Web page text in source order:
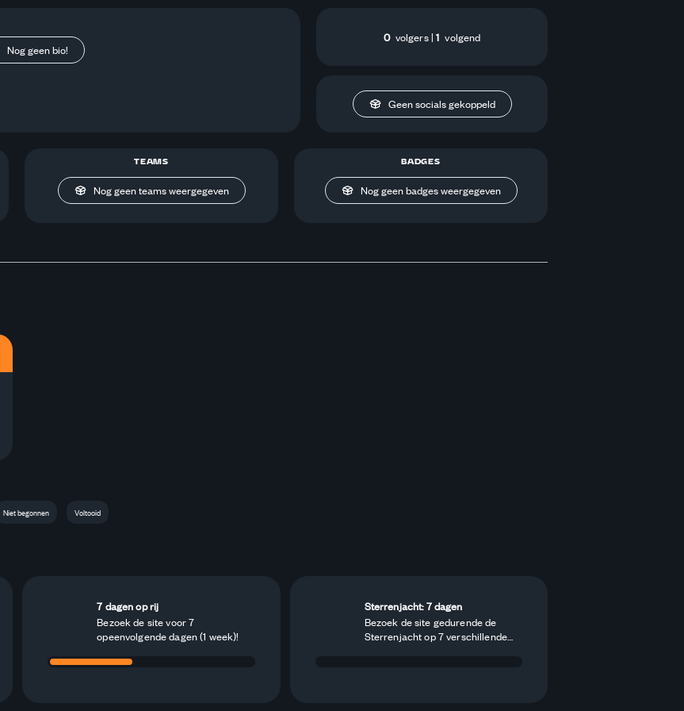
Nog geen bio!
0 volgers| 1 volgend
Geen socials gekoppeld
TEAMS
Nog geen teams weergegeven
BADGES
Nog geen badges weergegeven
Niet begonnen Voltooid
7 dagen op rij
Bezoek de site voor 7
opeenvolgende dagen (1 week)!
Sterrenjacht: 7 dagen
Bezoek de site gedurende de
Sterrenjacht op 7 verschillende